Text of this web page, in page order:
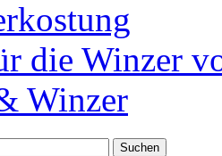
die Winzer
Winzer